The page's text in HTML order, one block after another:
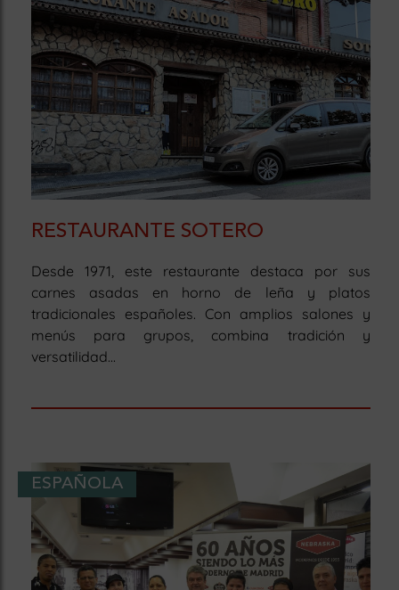
RESTAURANTE SOTERO
Desde 1971, este restaurante destaca por sus
carnes asadas en horno de leña y platos
tradicionales españoles. Con amplios salones y
menús para grupos, combina tradición y
versatilidad...
ESPAÑOLA